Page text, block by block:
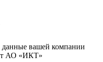
данные вашей компании
АО «ИКТ»